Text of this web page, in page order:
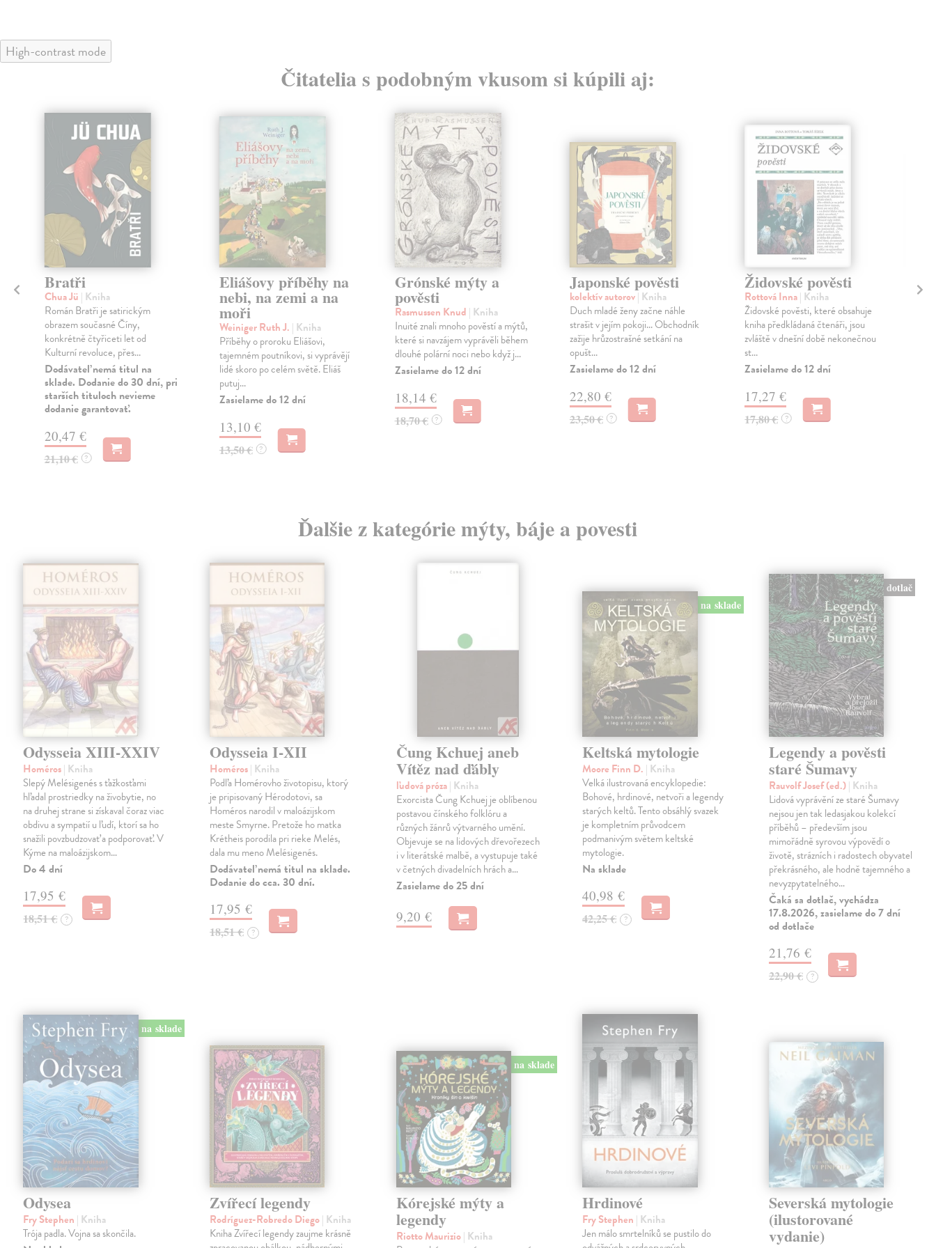
High-contrast mode
Čitatelia s podobným vkusom si kúpili aj:
Bratři
Chua Jü | Kniha
Román Bratři je satirickým
obrazem současné Číny,
konkrétně čtyřiceti let od
Kulturní revoluce, přes...
Dodávateľ nemá titul na
sklade. Dodanie do 30 dní, pri
starších tituloch nevieme
dodanie garantovať.
20,47 €
21,10 € ?
Eliášovy příběhy na
nebi, na zemi a na
moři
Weiniger Ruth J. | Kniha
Příběhy o proroku Eliášovi,
tajemném poutníkovi, si vyprávějí
lidé skoro po celém světě. Eliáš
putuj...
Zasielame do 12 dní
13,10 €
13,50 € ?
Grónské mýty a
pověsti
Rasmussen Knud | Kniha
Inuité znali mnoho pověstí a mýtů,
které si navzájem vyprávěli během
dlouhé polární noci nebo když j...
Zasielame do 12 dní
18,14 €
18,70 € ?
Japonské pověsti
kolektív autorov| Kniha
Duch mladé ženy začne náhle
strašit v jejím pokoji... Obchodník
zažije hrůzostrašné setkání na
opušt...
Zasielame do 12 dní
22,80 €
23,50 € ?
Židovské pověsti
Rottová Inna| Kniha
Židovské pověsti, které obsahuje
kniha předkládaná čtenáři, jsou
zvláště v dnešní době nekonečnou
st...
Zasielame do 12 dní
17,27 €
17,80 € ?
Ďalšie z kategórie mýty, báje a povesti
Odysseia XIII-XXIV
Homéros| Kniha
Slepý Melésigenés s ťažkosťami
hľadal prostriedky na živobytie, no
na druhej strane si získaval čoraz viac
obdivu a sympatií u ľudí, ktorí sa ho
snažili povzbudzovať a podporovať. V
Kýme na maloázijskom…
Do 4 dní
17,95 €
18,51 € ?
Odysseia I-XII
Homéros| Kniha
Podľa Homérovho životopisu, ktorý
je pripisovaný Hérodotovi, sa
Homéros narodil v maloázijskom
meste Smyrne. Pretože ho matka
Krétheis porodila pri rieke Melés,
dala mu meno Melésigenés.
Dodávateľ nemá titul na sklade.
Dodanie do cca. 30 dní.
17,95 €
18,51 € ?
Čung Kchuej aneb
Vítěz nad ďábly
ľudová próza| Kniha
Exorcista Čung Kchuej je oblíbenou
postavou čínského folklóru a
různých žánrů výtvarného umění.
Objevuje se na lidových dřevořezech
i v literátské malbě, a vystupuje také
v četných divadelních hrách a…
Zasielame do 25 dní
9,20 €
na sklade
Keltská mytologie
Moore Finn D. | Kniha
Velká ilustrovaná encyklopedie:
Bohové, hrdinové, netvoři a legendy
starých keltů. Tento obsáhlý svazek
je kompletním průvodcem
podmanivým světem keltské
mytologie.
Na sklade
40,98 €
42,25 € ?
dotlač
Legendy a pověsti
staré Šumavy
Rauvolf Josef (ed.)| Kniha
Lidová vyprávění ze staré Šumavy
nejsou jen tak ledasjakou kolekcí
příběhů – především jsou
mimořádně syrovou výpovědí o
životě, strázních i radostech obyvatel
překrásného, ale hodně tajemného a
nevyzpytatelného…
Čaká sa dotlač, vychádza
17.8.2026, zasielame do 7 dní
od dotlače
21,76 €
22,90 € ?
na sklade
Odysea
Fry Stephen | Kniha
Trója padla. Vojna sa skončila.
Zvířecí legendy
Rodríguez-Robredo Diego| Kniha
Kniha Zvířecí legendy zaujme krásně
na sklade
Kórejské mýty a
legendy
Riotto Maurizio| Kniha
Hrdinové
Fry Stephen | Kniha
Jen málo smrtelníků se pustilo do
Severská mytologie
(ilustorované
vydanie)